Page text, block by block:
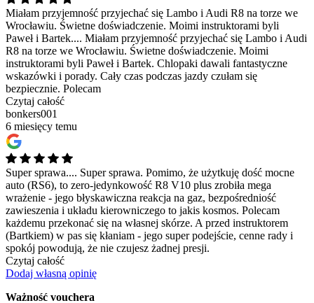
Miałam przyjemność przyjechać się Lambo i Audi R8 na torze we
Wrocławiu. Świetne doświadczenie. Moimi instruktorami byli
Paweł i Bartek.... Miałam przyjemność przyjechać się Lambo i Audi
R8 na torze we Wrocławiu. Świetne doświadczenie. Moimi
instruktorami byli Paweł i Bartek. Chlopaki dawali fantastyczne
wskazówki i porady. Cały czas podczas jazdy czułam się
bezpiecznie. Polecam
Czytaj całość
bonkers001
6 miesięcy temu
Super sprawa.... Super sprawa. Pomimo, że użytkuję dość mocne
auto (RS6), to zero-jedynkowość R8 V10 plus zrobiła mega
wrażenie - jego błyskawiczna reakcja na gaz, bezpośredniość
zawieszenia i układu kierowniczego to jakis kosmos. Polecam
każdemu przekonać się na własnej skórze. A przed instruktorem
(Bartkiem) w pas się kłaniam - jego super podejście, cenne rady i
spokój powodują, że nie czujesz żadnej presji.
Czytaj całość
Dodaj własną opinię
Ważność vouchera